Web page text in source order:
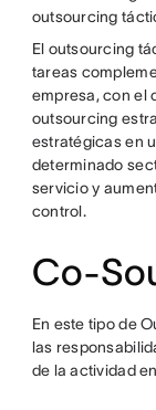
outsourcing
El outsourcing
tareas
empresa, con el
outsourcing
estratégicas en
determinado
servicio y
control.
Co-
En este tipo de
las
de la actividad